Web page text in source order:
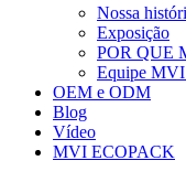
Nossa
Exposição
POR QUE
Equipe
OEM e ODM
Blog
Vídeo
MVI ECOPACK